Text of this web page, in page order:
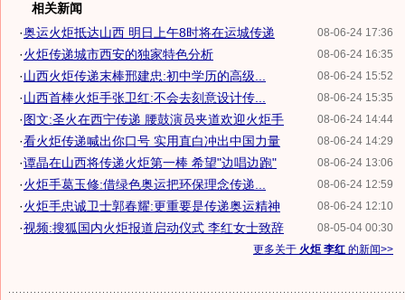
相关新闻
08-06-24 17:36
·奥运火炬抵达山西 明日上午8时将在运城传递
08-06-24 16:35
·火炬传递城市西安的独家特色分析
08-06-24 15:52
·山西火炬传递末棒邢建忠:初中学历的高级...
08-06-24 15:35
·山西首棒火炬手张卫红:不会去刻意设计传...
08-06-24 14:44
·图文:圣火在西宁传递 腰鼓演员夹道欢迎火炬手
08-06-24 14:29
·看火炬传递喊出你口号 实用直白冲出中国力量
08-06-24 13:06
·谭晶在山西将传递火炬第一棒 希望"边唱边跑"
08-06-24 12:59
·火炬手葛玉修:借绿色奥运把环保理念传递...
08-06-24 12:10
·火炬手忠诚卫士郭春耀:更重要是传递奥运精神
08-05-04 00:30
·视频:搜狐国内火炬报道启动仪式 李红女士致辞
更多关于 火炬 李红 的新闻>>